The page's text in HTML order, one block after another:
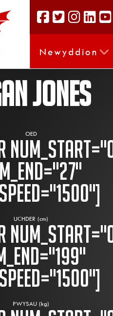
Newyddion
JONES
OED
UCHDER (cm)
PWYSAU (kg)